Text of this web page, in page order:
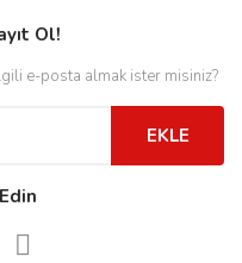
Ol!
e-posta almak ister misiniz?
EKLE